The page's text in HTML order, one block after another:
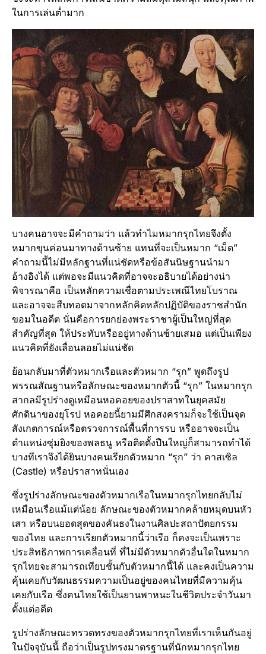
ในการเล่นต่ำมาก
บางคนอาจจะมีคำถามว่า แล้วทำไมหมากรุกไทยจึงตั้ง
หมากขุนค่อนมาทางด้านซ้าย แทนที่จะเป็นหมาก “เม็ด”
คำถามนี้ไม่มีหลักฐานที่แน่ชัดหรือข้อสันนิษฐานนำมา
อ้างอิงได้ แต่พอจะมีแนวคิดที่อาจจะอธิบายได้อย่างน่า
พิจารณาคือ เป็นหลักความเชื่อตามประเพณีไทยโบราณ
และอาจจะสืบทอดมาจากหลักคิดหลักปฏิบัติของราชสำนัก
ขอมในอดีต นั่นคือการยกย่องพระราชาผู้เป็นใหญ่ที่สุด
สำคัญที่สุด ให้ประทับหรืออยู่ทางด้านซ้ายเสมอ แต่เป็นเพียง
แนวคิดที่ยังเลื่อนลอยไม่แน่ชัด
ย้อนกลับมาที่ตัวหมากเรือและตัวหมาก “รุก” พูดถึงรูป
พรรณสัณฐานหรือลักษณะของหมากตัวนี้ “รุก” ในหมากรุก
สากลมีรูปร่างดูเหมือนหอคอยของปราสาทในยุคสมัย
ศักดินาของยุโรป หอคอยนี้ยามมีศึกสงครามก็จะใช้เป็นจุด
สังเกตการณ์หรือตรวจการณ์พื้นที่การรบ หรืออาจจะเป็น
ตำแหน่งซุ่มยิงของพลธนู หรือติดตั้งปืนใหญ่ก็สามารถทำได้
บางทีเราจึงได้ยินบางคนเรียกตัวหมาก “รุก” ว่า คาสเซิล
(Castle) หรือปราสาทนั่นเอง
ซึ่งรูปร่างลักษณะของตัวหมากเรือในหมากรุกไทยกลับไม่
เหมือนเรือแม้แต่น้อย ลักษณะของตัวหมากคล้ายหมุดบนหัว
เสา หรือบนยอดสุดของคันธงในงานศิลปะสถาปัตยกรรม
ของไทย และการเรียกตัวหมากนี้ว่าเรือ ก็คงจะเป็นเพราะ
ประสิทธิภาพการเคลื่อนที่ ที่ไม่มีตัวหมากตัวอื่นใดในหมาก
รุกไทยจะสามารถเทียบชั้นกับตัวหมากนี้ได้ และคงเป็นความ
คุ้นเคยกับวัฒนธรรมความเป็นอยู่ของคนไทยที่มีความคุ้น
เคยกับเรือ ซึ่งคนไทยใช้เป็นยานพาหนะในชีวิตประจำวันมา
ตั้งแต่อดีต
รูปร่างลักษณะทรวดทรงของตัวหมากรุกไทยที่เราเห็นกันอยู่
ในปัจจุบันนี้ ถือว่าเป็นรูปทรงมาตรฐานที่นักหมากรุกไทย